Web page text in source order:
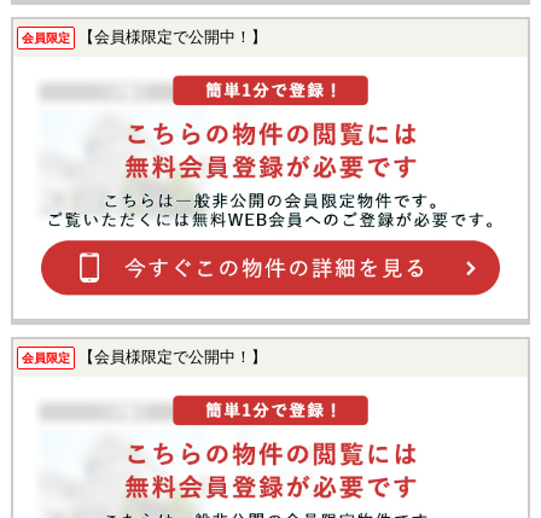
会員限定 【会員様限定で公開中！】
会員限定 【会員様限定で公開中！】